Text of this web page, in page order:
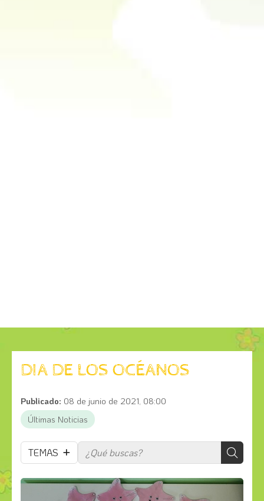
DIA DE LOS OCÉANOS
Publicado: 08 de junio de 2021, 08:00
Últimas Noticias
TEMAS